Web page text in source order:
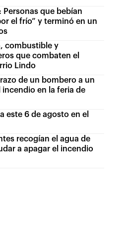
Personas que bebían
el frío” y terminó en un
combustible y
que combaten el
Lindo
de un bombero a un
en la feria de
este 6 de agosto en el
recogían el agua de
a apagar el incendio